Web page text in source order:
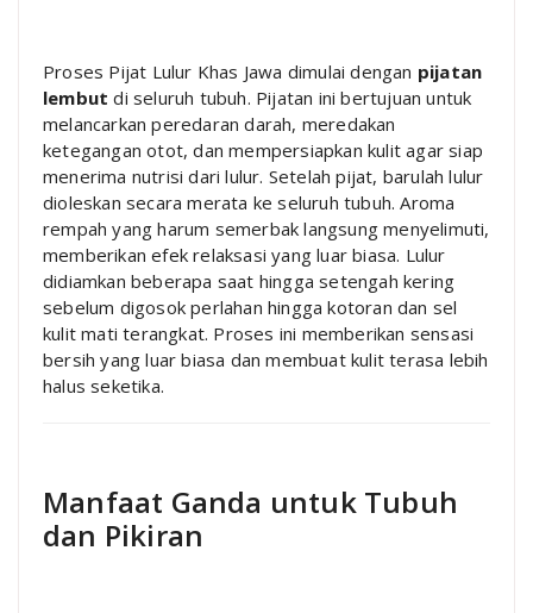
Proses Pijat Lulur Khas Jawa dimulai dengan pijatan
lembut di seluruh tubuh. Pijatan ini bertujuan untuk
melancarkan peredaran darah, meredakan
ketegangan otot, dan mempersiapkan kulit agar siap
menerima nutrisi dari lulur. Setelah pijat, barulah lulur
dioleskan secara merata ke seluruh tubuh. Aroma
rempah yang harum semerbak langsung menyelimuti,
memberikan efek relaksasi yang luar biasa. Lulur
didiamkan beberapa saat hingga setengah kering
sebelum digosok perlahan hingga kotoran dan sel
kulit mati terangkat. Proses ini memberikan sensasi
bersih yang luar biasa dan membuat kulit terasa lebih
halus seketika.
Manfaat Ganda untuk Tubuh
dan Pikiran